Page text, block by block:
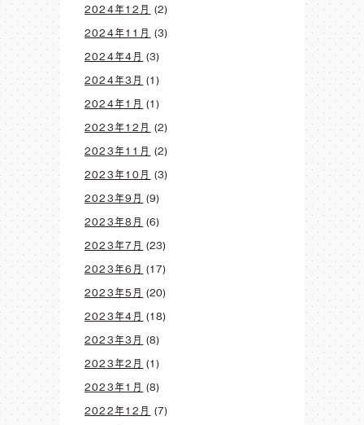
2024年12月 (2)
2024年11月 (3)
2024年4月 (3)
2024年3月 (1)
2024年1月 (1)
2023年12月 (2)
2023年11月 (2)
2023年10月 (3)
2023年9月 (9)
2023年8月 (6)
2023年7月 (23)
2023年6月 (17)
2023年5月 (20)
2023年4月 (18)
2023年3月 (8)
2023年2月 (1)
2023年1月 (8)
2022年12月 (7)